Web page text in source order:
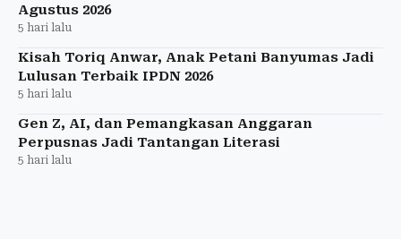
Agustus 2026
5 hari lalu
Kisah Toriq Anwar, Anak Petani Banyumas Jadi
Lulusan Terbaik IPDN 2026
5 hari lalu
Gen Z, AI, dan Pemangkasan Anggaran
Perpusnas Jadi Tantangan Literasi
5 hari lalu